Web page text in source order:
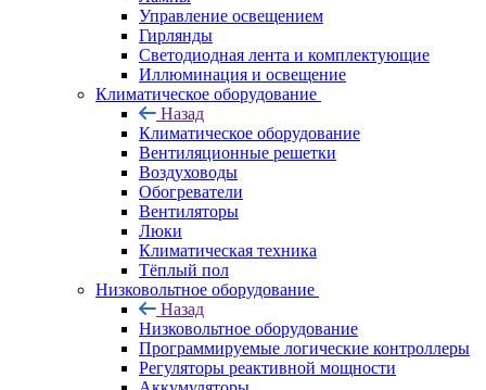
Управление освещением
Гирлянды
Светодиодная лента и комплектующие
Иллюминация и освещение
Климатическое оборудование
Назад
Климатическое оборудование
Вентиляционные решетки
Воздуховоды
Обогреватели
Вентиляторы
Люки
Климатическая техника
Тёплый пол
Низковольтное оборудование
Назад
Низковольтное оборудование
Программируемые логические контроллеры
Регуляторы реактивной мощности